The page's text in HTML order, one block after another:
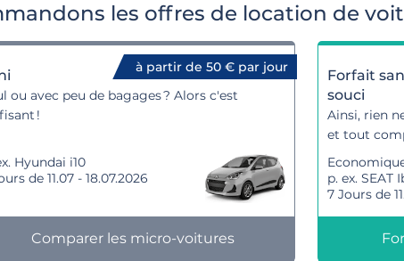
les offres de location de
à partir de 50 € par jour
ou avec peu de bagages ? Alors c'est
!
Hyundai i10
de 11.07 - 18.07.2026
Comparer les micro-voitures
Forfait
souci
Ainsi, rien
et tout
p. ex. SEAT
7 Jours de